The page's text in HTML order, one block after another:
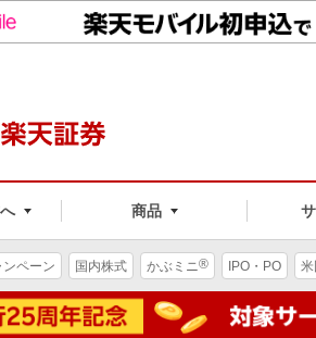
商品
ンペーン 国内株式 かぶミニ® IPO・PO